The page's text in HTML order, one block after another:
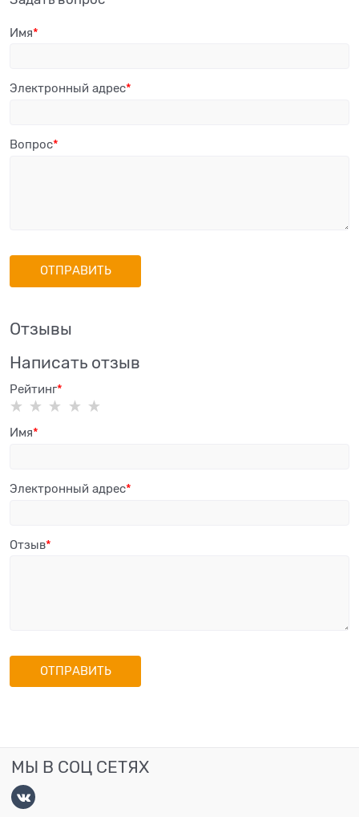
Имя
Электронный адрес
Вопрос
Отзывы
Написать отзыв
Рейтинг
Имя
Электронный адрес
Отзыв
МЫ В СОЦ СЕТЯХ